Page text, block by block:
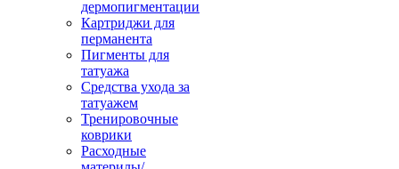
дермопигментации
Картриджи для
перманента
Пигменты для
татуажа
Средства ухода за
татуажем
Тренировочные
коврики
Расходные